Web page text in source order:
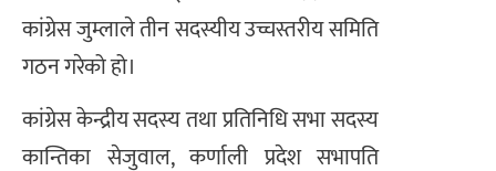
कांग्रेस जुम्लाले तीन सदस्यीय उच्चस्तरीय समिति
गठन गरेको हो।
कांग्रेस केन्द्रीय सदस्य तथा प्रतिनिधि सभा सदस्य
कान्तिका सेजुवाल, कर्णाली प्रदेश सभापति